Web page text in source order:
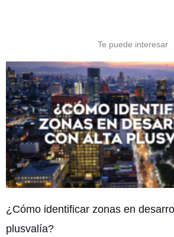
Te puede interesar
¿Cómo identificar zonas en
plusvalía?